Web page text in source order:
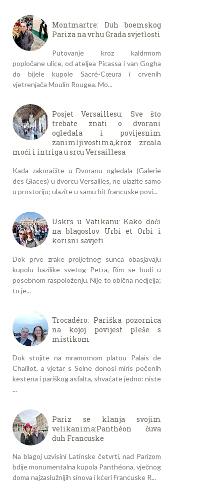
Montmartre: Duh boemskog
Pariza na vrhu Grada svjetlosti
Putovanje kroz kaldrmom
popločane ulice, od ateljea Picassa i van Gogha
do bijele kupole Sacré-Cœura i crvenih
vjetrenjača Moulin Rougea. Mo...
Posjet Versaillesu: Sve što
trebate znati o dvorani
ogledala i povijesnim
zanimljivostima,kroz zrcala
moći i intriga u srcu Versaillesa
Kada zakoračite u Dvoranu ogledala (Galerie
des Glaces) u dvorcu Versailles, ne ulazite samo
u prostoriju; ulazite u samu bit francuske povi...
Uskrs u Vatikanu: Kako doći
na blagoslov Urbi et Orbi i
korisni savjeti
Dok prve zrake proljetnog sunca obasjavaju
kupolu bazilike svetog Petra, Rim se budi u
posebnom raspoloženju. Nije to obična nedjelja;
to je...
Trocadéro: Pariška pozornica
na kojoj povijest pleše s
mistikom
Dok stojite na mramornom platou Palais de
Chaillot, a vjetar s Seine donosi miris pečenih
kestena i pariškog asfalta, shvaćate jedno: niste
...
Pariz se klanja svojim
velikanima:Panthéon čuva
duh Francuske
Na blagoj uzvisini Latinske četvrti, nad Parizom
bdije monumentalna kupola Panthéona, vječnog
doma najzaslužnijih sinova i kćeri Francuske R...